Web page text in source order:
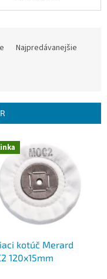
Najpredávanejšie
kotúč Merard
120x15mm